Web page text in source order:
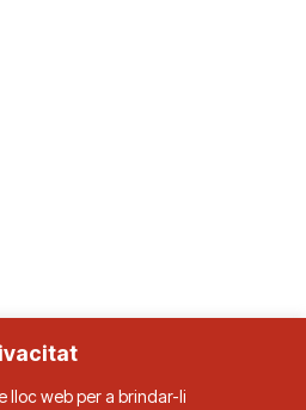
lloc web per a brindar-li
Tennis de Taula